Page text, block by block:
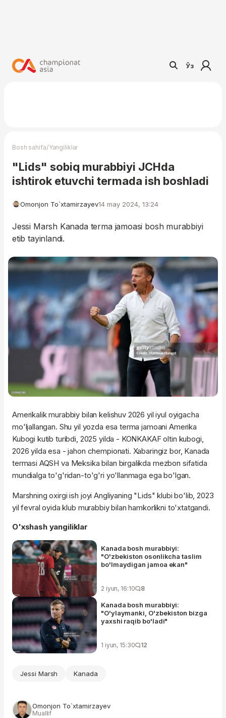
Ўз
Bosh sahifa/Yangiliklar
"Lids" sobiq murabbiyi JCHda
ishtirok etuvchi termada ish boshladi
Omonjon To`xtamirzayev14 may 2024, 13:24
Jessi Marsh Kanada terma jamoasi bosh murabbiyi
etib tayinlandi.
Amerikalik murabbiy bilan kelishuv 2026 yil iyul oyigacha
mo'ljallangan. Shu yil yozda esa terma jamoani Amerika
Kubogi kutib turibdi, 2025 yilda - KONKAKAF oltin kubogi,
2026 yilda esa - jahon chempionati. Xabaringiz bor, Kanada
termasi AQSH va Meksika bilan birgalikda mezbon sifatida
mundialga to'g'ridan-to'g'ri yo'llanmaga ega bo'lgan.
Marshning oxirgi ish joyi Angliyaning "Lids" klubi bo'lib, 2023
yil fevral oyida klub murabbiy bilan hamkorlikni to'xtatgandi.
O'xshash yangiliklar
Kanada bosh murabbiyi:
"O'zbekiston osonlikcha taslim
bo'lmaydigan jamoa ekan"
2 iyun, 16:10 8
Kanada bosh murabbiyi:
"O'ylaymanki, O'zbekiston bizga
yaxshi raqib bo'ladi"
1 iyun, 15:30 12
Jessi Marsh Kanada
Omonjon To`xtamirzayev
Muallif